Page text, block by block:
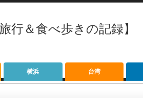
行＆食べ歩きの記録】
横浜 台湾